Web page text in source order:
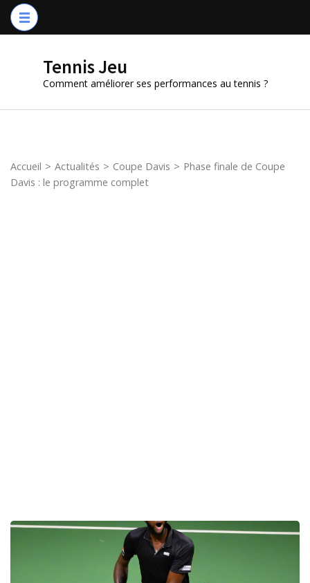
Aller
au
(PressezTennis Jeu
Comment améliorer ses performances au tennis ?
Accueil > Actualités > Coupe Davis > Phase finale de Coupe
Davis : le programme complet